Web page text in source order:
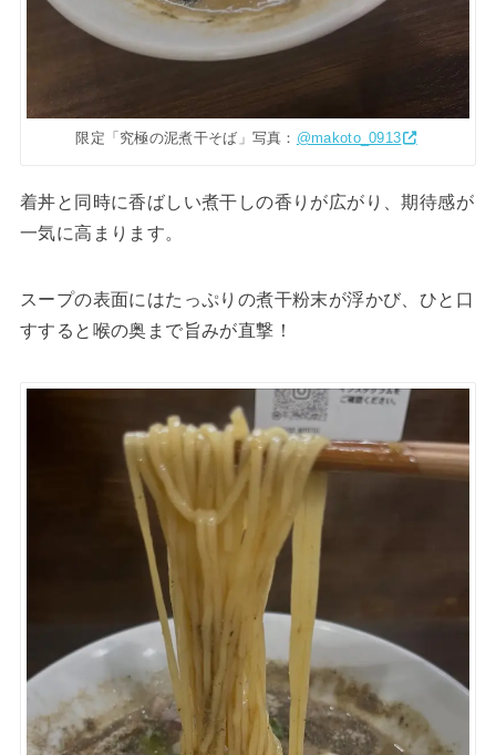
限定「究極の泥煮干そば」写真： @makoto_0913
着丼と同時に香ばしい煮干しの香りが広がり、期待感が
一気に高まります。
スープの表面にはたっぷりの煮干粉末が浮かび、ひと口
すすると喉の奥まで旨みが直撃！